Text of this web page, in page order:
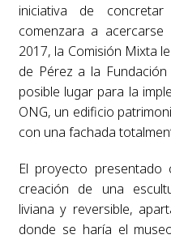
iniciativa de
comenzara a
2017, la Comisión Mixta
de Pérez a la
posible lugar para la
ONG, un edificio
con una fachada
El proyecto
creación de una
liviana y reversible,
donde se haría el